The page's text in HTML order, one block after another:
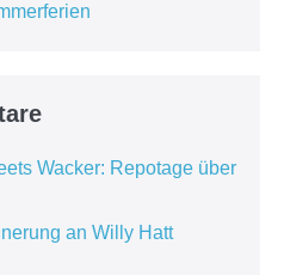
Wacker: Repotage über
an Willy Hatt